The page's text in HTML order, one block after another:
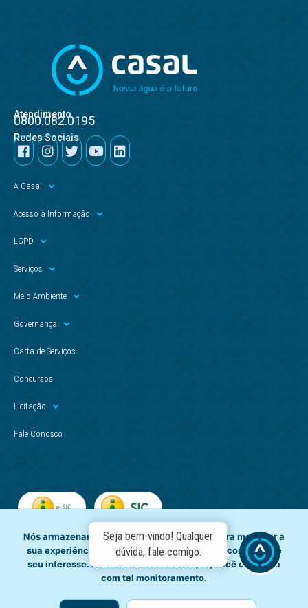
Atendimento
0800.082.0195
Redes Sociais
A Casal
Acesso à Informação
LGPD
Serviços
Meio Ambiente
Governança
Carta de Serviços
Concursos
Licitação
Fale Conosco
Nós armazenamos dados temporariamente para melhorar a
sua experiência de navegação e recomendar conteúdo de
seu interesse. Ao utilizar nossos serviços, você concorda
com tal monitoramento.
Seja bem-vindo! Qualquer
dúvida, fale comigo.